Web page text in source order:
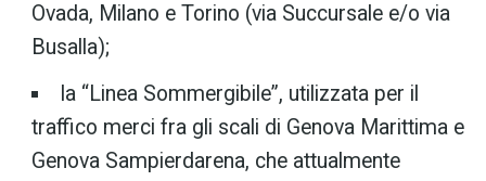
Ovada, Milano e Torino (via Succursale e/o via
Busalla);
la “Linea Sommergibile”, utilizzata per il
traffico merci fra gli scali di Genova Marittima e
Genova Sampierdarena, che attualmente